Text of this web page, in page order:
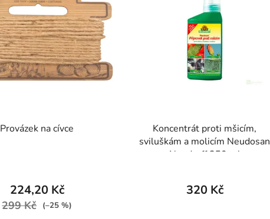
Provázek na cívce
224,20 Kč
299 Kč (–25 %)
Koncentrát proti mšicím,
sviluškám a molicím Neudosan
Neudorff 250 ml
320 Kč